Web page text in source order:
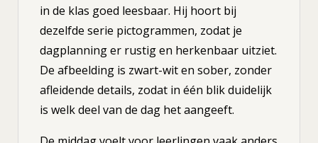
in de klas goed leesbaar. Hij hoort bij
dezelfde serie pictogrammen, zodat je
dagplanning er rustig en herkenbaar uitziet.
De afbeelding is zwart-wit en sober, zonder
afleidende details, zodat in één blik duidelijk
is welk deel van de dag het aangeeft.